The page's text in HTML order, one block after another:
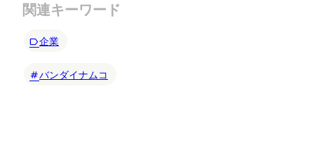
関連キーワード
企業
バンダイナムコ